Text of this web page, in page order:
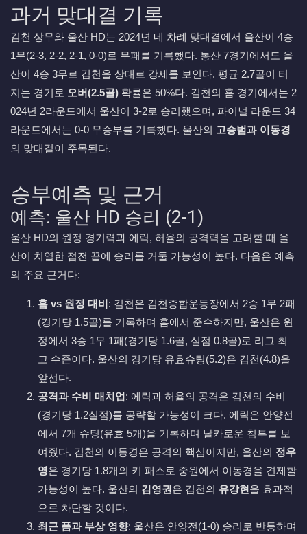
과거 맞대결 기록
김천 상무와 울산 HD는 2024년 네 차례 맞대결에서 울산이 4승
1무(2-3, 2-2, 2-1, 0-0)로 무패를 기록했다. 통산 7경기에서도 울
산이 4승 3무로 김천을 상대로 강세를 보인다. 평균 2.7골이 터
지는 경기로 오버(2.5골) 확률은 50%다. 김천의 홈 경기에서는 2
024년 2라운드에서 울산이 3-2로 승리했으며, 파이널 라운드 34
라운드에서는 0-0 무승부를 기록했다. 울산의 고승범과 이동경
의 맞대결이 주목된다.
승부예측 및 근거
예측: 울산 HD 승리 (2-1)
울산 HD의 원정 경기력과 에릭, 허율의 공격력을 고려할 때 울
산이 치열한 접전 끝에 승리를 거둘 가능성이 높다. 다음은 예측
의 주요 근거다:
홈 vs 원정 대비: 김천은 김천종합운동장에서 2승 1무 2패
(경기당 1.5골)를 기록하며 홈에서 준수하지만, 울산은 원
정에서 3승 1무 1패(경기당 1.6골, 실점 0.8골)로 리그 최
고 수준이다. 울산의 경기당 유효슈팅(5.2)은 김천(4.8)을
앞선다.
공격과 수비 매치업: 에릭과 허율의 공격은 김천의 수비
(경기당 1.2실점)를 공략할 가능성이 크다. 에릭은 안양전
에서 7개 슈팅(유효 5개)을 기록하며 날카로운 침투를 보
여줬다. 김천의 이동경은 공격의 핵심이지만, 울산의 정우
영은 경기당 1.8개의 키 패스로 중원에서 이동경을 견제할
가능성이 높다. 울산의 김영권은 김천의 유강현을 효과적
으로 차단할 것이다.
최근 폼과 부상 영향: 울산은 안양전(1-0) 승리로 반등하며